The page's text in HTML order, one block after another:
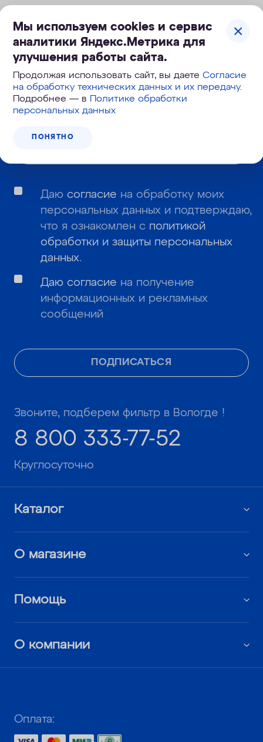
Мы используем cookies и сервис
аналитики Яндекс.Метрика для
улучшения работы сайта.
Продолжая использовать сайт, вы даетеСогласие
на обработку технических данных и их передачу.
Подробнее — в Политике обработки
персональных данных
ПОНЯТНО
Узнайте первым о новинках и новостях:
ПОДПИСАТЬСЯ
Даю согласие на обработку моих
персональных данных и подтверждаю,
что я ознакомлен с политикой
обработки и защиты персональных
данных.
Даю согласие на получение
информационных и рекламных
сообщений
Звоните, подберем фильтр в Вологде !
8 800 333-77-52
Круглосуточно
Каталог
О магазине
Помощь
О компании
Оплата: